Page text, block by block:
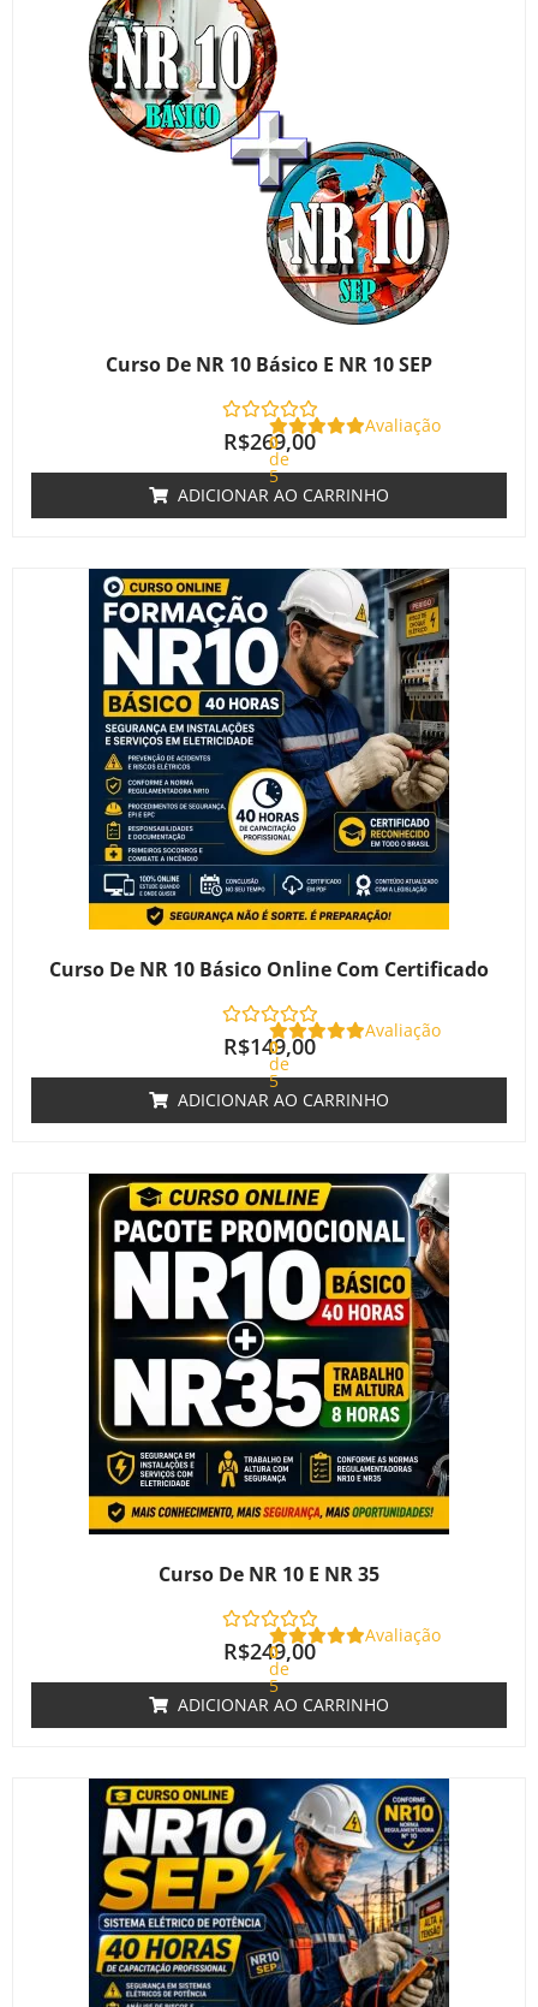
Curso De NR 10 Básico E NR 10 SEP
Avaliação
0
de
5
R$269,00
ADICIONAR AO CARRINHO
Curso De NR 10 Básico Online Com Certificado
Avaliação
0
de
5
R$149,00
ADICIONAR AO CARRINHO
Curso De NR 10 E NR 35
Avaliação
0
de
5
R$249,00
ADICIONAR AO CARRINHO